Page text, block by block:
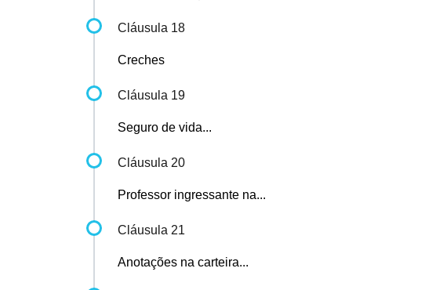
Cláusula 18
Creches
Cláusula 19
Seguro de vida...
Cláusula 20
Professor ingressante na...
Cláusula 21
Anotações na carteira...